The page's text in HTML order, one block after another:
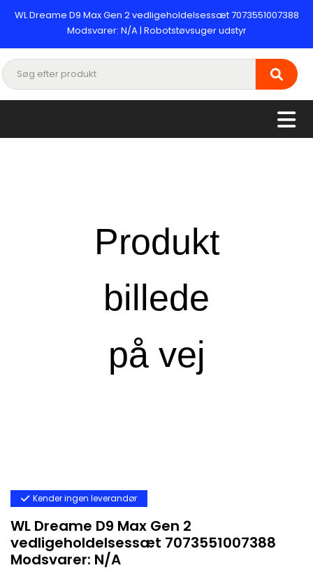
WL Dreame D9 Max Gen 2 vedligeholdelsessæt 7073551007388
Modsvarer: N/A | Robotstøvsuger udstyr
Kender ingen leverandør
WL Dreame D9 Max Gen 2
vedligeholdelsessæt 7073551007388
Modsvarer: N/A